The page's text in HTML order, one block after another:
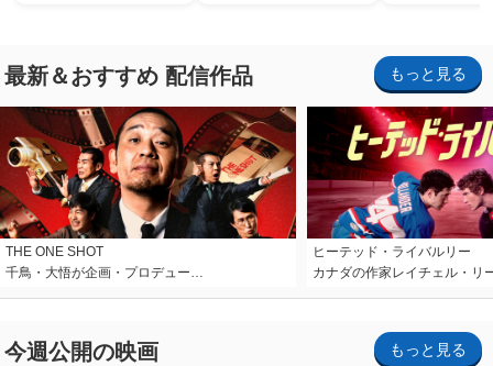
最新＆おすすめ 配信作品 もっと見る
THE ONE SHOT
千鳥・大悟が企画・プロデュー…
ヒーテッド・ライバルリー
カナダの作家レイチェル・リ
今週公開の映画 もっと見る